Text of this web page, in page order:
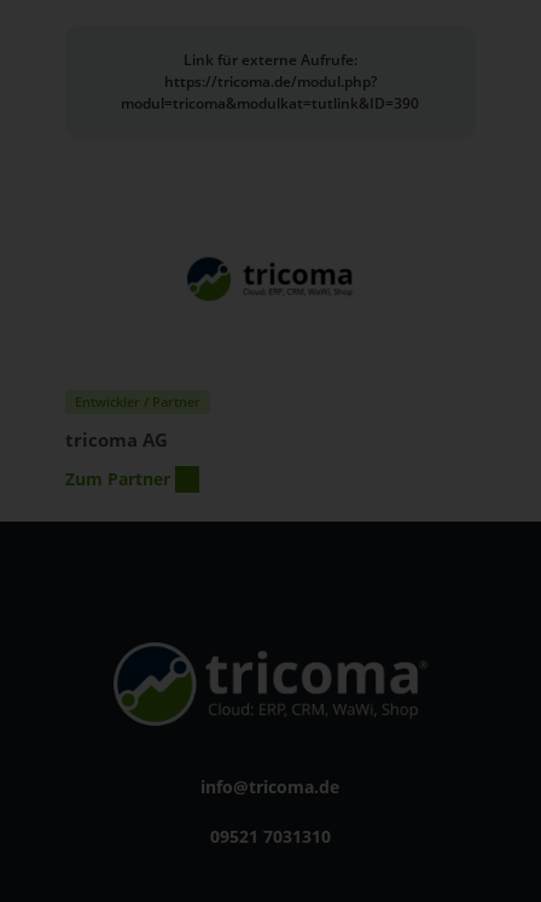
Link für externe Aufrufe:
https://tricoma.de/modul.php?
modul=tricoma&modulkat=tutlink&ID=390
Entwickler / Partner
tricoma AG
Zum Partner
info@tricoma.de
09521 7031310